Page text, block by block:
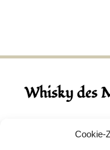
Cookie-
Whisky des
August 2026